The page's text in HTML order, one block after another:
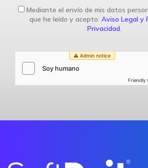
Mediante el envío de mis datos
que he leído y acepto: Aviso Legal y
Privacidad.
Friendly